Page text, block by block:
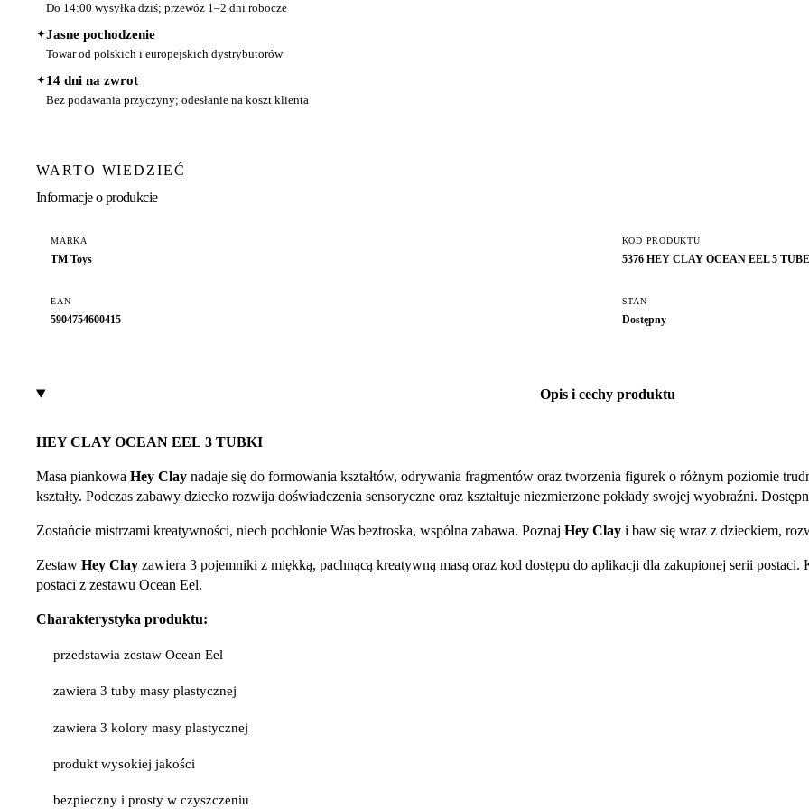
Do 14:00 wysyłka dziś; przewóz 1–2 dni robocze
✦Jasne pochodzenie
Towar od polskich i europejskich dystrybutorów
✦14 dni na zwrot
Bez podawania przyczyny; odesłanie na koszt klienta
WARTO WIEDZIEĆ
Informacje o produkcie
MARKA
TM Toys
KOD PRODUKTU
5376 HEY CLAY OCEAN EEL 5
EAN
5904754600415
STAN
Dostępny
Opis i cechy produktu
HEY CLAY OCEAN EEL 3 TUBKI
Masa piankowa Hey Clay nadaje się do formowania kształtów, odrywania fragmentów oraz tworzenia figurek o różnym poziomie
kształty. Podczas zabawy dziecko rozwija doświadczenia sensoryczne oraz kształtuje niezmierzone pokłady swojej wyobraźni.
Zostańcie mistrzami kreatywności, niech pochłonie Was beztroska, wspólna zabawa. Poznaj Hey Clay i baw się wraz z dzieckiem,
Zestaw Hey Clay zawiera 3 pojemniki z miękką, pachnącą kreatywną masą oraz kod dostępu do aplikacji dla zakupionej serii
postaci z zestawu Ocean Eel.
Charakterystyka produktu:
przedstawia zestaw Ocean Eel
zawiera 3 tuby masy plastycznej
zawiera 3 kolory masy plastycznej
produkt wysokiej jakości
bezpieczny i prosty w czyszczeniu